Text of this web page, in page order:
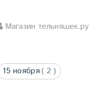
Магазин тельняшек.ру
15 ноября( 2 )